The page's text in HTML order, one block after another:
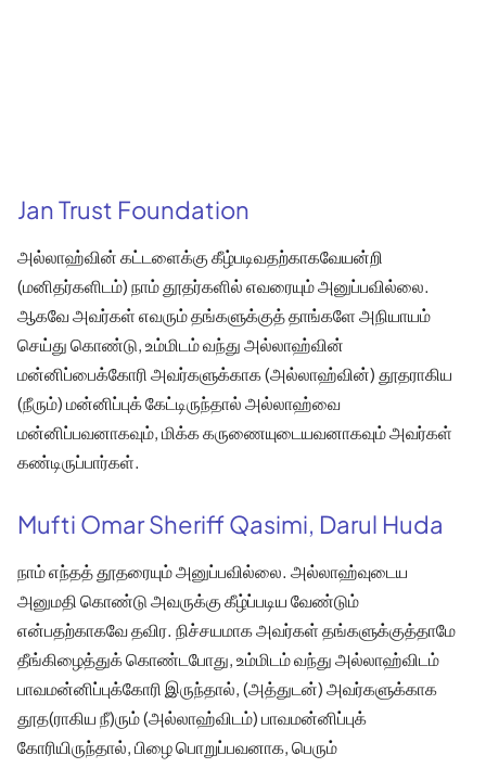
Jan Trust Foundation
அல்லாஹ்வின் கட்டளைக்கு கீழ்படிவதற்காகவேயன்றி
(மனிதர்களிடம்) நாம் தூதர்களில் எவரையும் அனுப்பவில்லை.
ஆகவே அவர்கள் எவரும் தங்களுக்குத் தாங்களே அநியாயம்
செய்து கொண்டு, உம்மிடம் வந்து அல்லாஹ்வின்
மன்னிப்பைக்கோரி அவர்களுக்காக (அல்லாஹ்வின்) தூதராகிய
(நீரும்) மன்னிப்புக் கேட்டிருந்தால் அல்லாஹ்வை
மன்னிப்பவனாகவும், மிக்க கருணையுடையவனாகவும் அவர்கள்
கண்டிருப்பார்கள்.
Mufti Omar Sheriff Qasimi, Darul Huda
நாம் எந்தத் தூதரையும் அனுப்பவில்லை. அல்லாஹ்வுடைய
அனுமதி கொண்டு அவருக்கு கீழ்ப்படிய வேண்டும்
என்பதற்காகவே தவிர. நிச்சயமாக அவர்கள் தங்களுக்குத்தாமே
தீங்கிழைத்துக் கொண்டபோது, உம்மிடம் வந்து அல்லாஹ்விடம்
பாவமன்னிப்புக்கோரி இருந்தால், (அத்துடன்) அவர்களுக்காக
தூத(ராகிய நீ)ரும் (அல்லாஹ்விடம்) பாவமன்னிப்புக்
கோரியிருந்தால், பிழை பொறுப்பவனாக, பெரும்